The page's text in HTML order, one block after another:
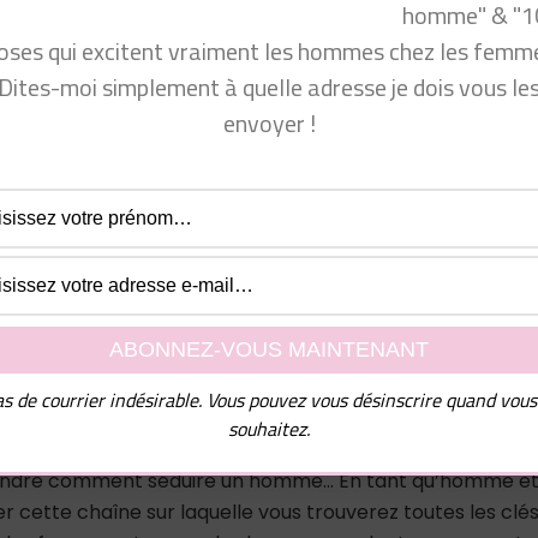
produit_bio/
bien vous intéresser 👁 : https://youtu.be/MgudcKXllO8
» dans les commentaires !
2010. Beaucoup de femmes me sollicitent pour mieux
Mon franc-parler les aide beaucoup à mieux
comment séduire un homme… En tant qu’homme et
cette chaîne sur laquelle vous trouverez toutes les clés
homme" &
qui excitent vraiment les hommes chez les
Dites-moi simplement à quelle adresse je dois vous
envoyer !
de courrier indésirable. Vous pouvez vous désinscrire quand
souhaitez.